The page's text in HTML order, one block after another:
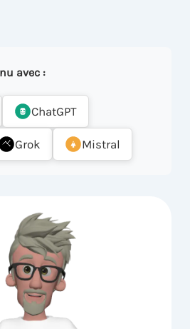
avec :
ChatGPT
Grok Mistral